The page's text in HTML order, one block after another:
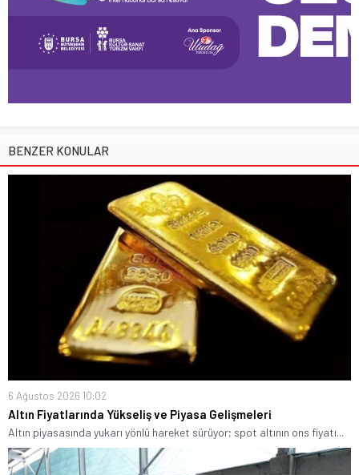
BENZER KONULAR
6 Ağustos 2026 10:02
Altın Fiyatlarında Yükseliş ve Piyasa Gelişmeleri
Altın piyasasında yukarı yönlü hareket sürüyor; spot altının ons fiyatı...